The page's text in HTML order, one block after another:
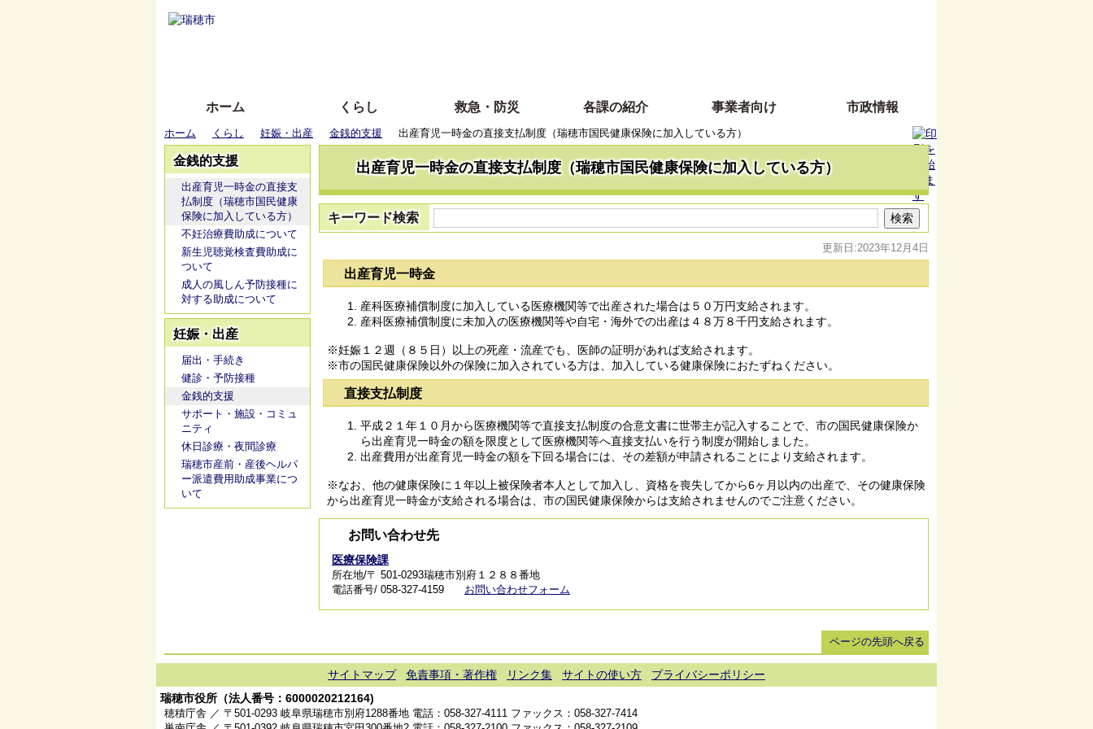
ホーム くらし 救急・防災 各課の紹介 事業者向け 市政情報
ホーム くらし 妊娠・出産 金銭的支援 出産育児一時金の直接支払制度（瑞穂市国民健康保険に加入している方）
金銭的支援
出産育児一時金の直接支
払制度（瑞穂市国民健康
保険に加入している方）
不妊治療費助成について
新生児聴覚検査費助成に
ついて
成人の風しん予防接種に
対する助成について
妊娠・出産
届出・手続き
健診・予防接種
金銭的支援
サポート・施設・コミュ
ニティ
休日診療・夜間診療
瑞穂市産前・産後ヘルパ
ー派遣費用助成事業につ
いて
出産育児一時金の直接支払制度（瑞穂市国民健康保険に加入している方）
キーワード検索
更新日:2023年12月4日
出産育児一時金
産科医療補償制度に加入している医療機関等で出産された場合は５０万円支給されます。
産科医療補償制度に未加入の医療機関等や自宅・海外での出産は４８万８千円支給されます。
※妊娠１２週（８５日）以上の死産・流産でも、医師の証明があれば支給されます。
※市の国民健康保険以外の保険に加入されている方は、加入している健康保険におたずねください。
直接支払制度
平成２１年１０月から医療機関等で直接支払制度の合意文書に世帯主が記入することで、市の国民健康保険か
ら出産育児一時金の額を限度として医療機関等へ直接支払いを行う制度が開始しました。
出産費用が出産育児一時金の額を下回る場合には、その差額が申請されることにより支給されます。
※なお、他の健康保険に１年以上被保険者本人として加入し、資格を喪失してから6ヶ月以内の出産で、その健康保険
から出産育児一時金が支給される場合は、市の国民健康保険からは支給されませんのでご注意ください。
お問い合わせ先
医療保険課
所在地/〒 501-0293瑞穂市別府１２８８番地
電話番号/ 058-327-4159
お問い合わせフォーム
ページの先頭へ戻る
サイトマップ 免責事項・著作権 リンク集 サイトの使い方
プライバシーポリシー
瑞穂市役所（法人番号：6000020212164)
穂積庁舎 ／ 〒501-0293 岐阜県瑞穂市別府1288番地 電話： 058-327-4111 ファックス：058-327-7414